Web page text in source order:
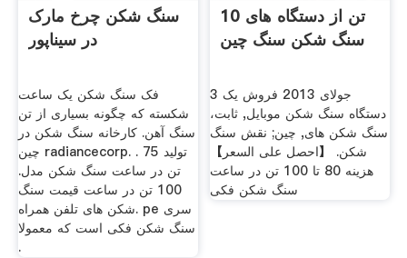
سنگ شکن چرخ مارک
در سیناپور
فک سنگ شکن یک ساعت
شکسته که چگونه بسیاری از تن
سنگ آهن. کارخانه سنگ شکن در
چین radiancecorp. . تولید 75
تن در ساعت سنگ شکن مدل.
100 تن در ساعت قیمت سنگ
شکن های تلفن همراه. pe سری
سنگ شکن فکی است که معمولا
.
10 تن از دستگاه های
سنگ شکن سنگ چین
3 جولای 2013 فروش یک
دستگاه سنگ شکن موبایل, ثابت،
سنگ شکن های, چین; نقش سنگ
شکن. 【احصل على السعر】
هزینه 80 تا 100 تن در ساعت
سنگ شکن فکی